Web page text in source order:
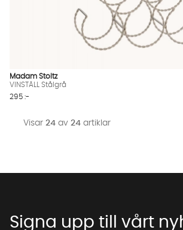
Madam Stoltz
VINSTÄLL Stålgrå
295 :-
Visar 24 av 24 artiklar
Signa upp till vårt